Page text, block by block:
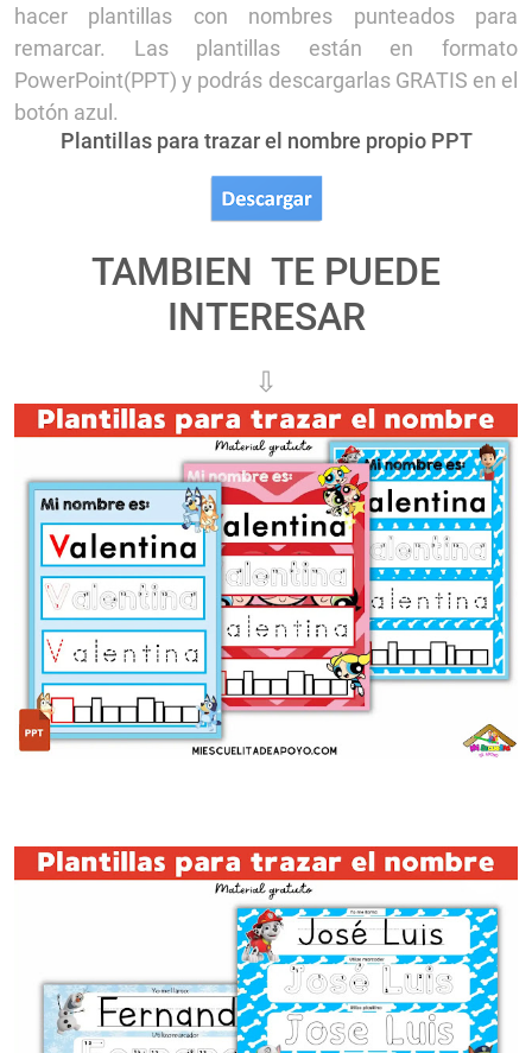
hacer plantillas con nombres punteados para
remarcar. Las plantillas están en formato
PowerPoint(PPT) y podrás descargarlas GRATIS en el
botón azul.
Plantillas para trazar el nombre propio PPT
TAMBIEN TE PUEDE
INTERESAR
⇩